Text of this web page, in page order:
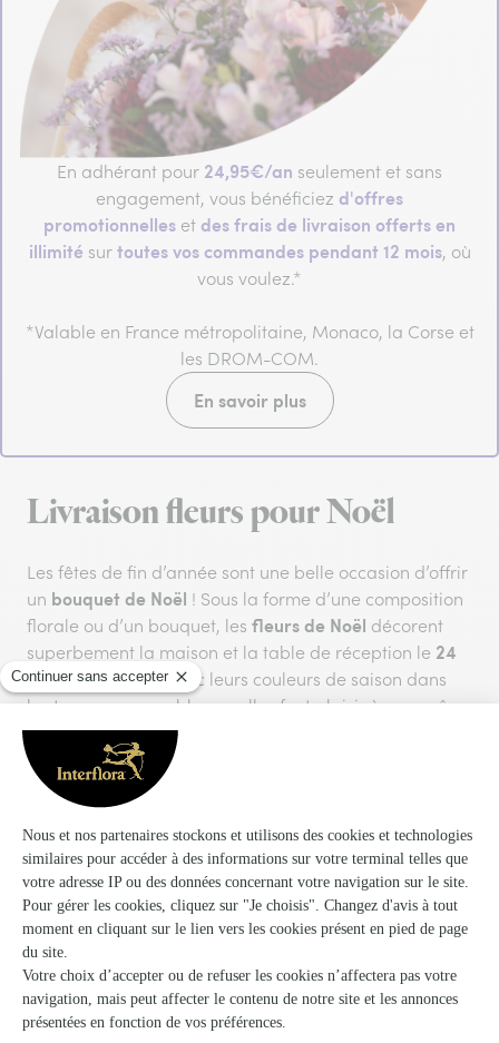
En adhérant pour 24,95€/an seulement et sans
engagement, vous bénéficiez d'offres
promotionnelles et des frais de livraison offerts en
illimité surtoutes vos commandes pendant 12 mois, où
vous voulez.*
*Valable en France métropolitaine, Monaco, la Corse et
les DROM-COM.
En savoir plus
Livraison fleurs pour Noël
Les fêtes de fin d’année sont une belle occasion d’offrir
un bouquet de Noël ! Sous la forme d’une composition
florale ou d’un bouquet, les fleurs de Noël décorent
superbement la maison et la table de réception le 24
et 25 décembre.Avec leurs couleurs de saison dans
les tons rouges ou blancs, elles font plaisir à coup sûr.
Accompagné de vos vœux ou de chocolats, un
bouquet de Noël
constitue également la parfaite idée
cadeau ! Roses, amaryllis et poinsettias s'invitent chez
vos proches avec notre livraison à domicile en 4 h
seulement. Découvrez notre collection pour les fêtes de
fin d’année afin de répandre l’esprit de Noël dans les
cœurs !
Offrir des fleurs à Noël
Dans chaque maison, le sapin de Noël scintille de mille
feux et la liste de cadeaux est dressée. Pourquoi ne